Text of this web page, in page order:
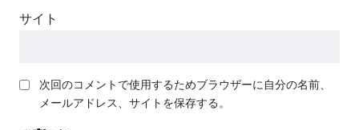
サイト
次回のコメントで使用するためブラウザーに自分の名前、
メールアドレス、サイトを保存する。